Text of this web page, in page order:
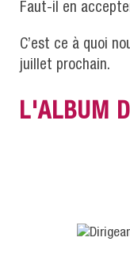
Faut-il en
C’est ce à quoi
juillet prochain.
L'ALBUM